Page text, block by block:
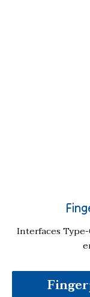
Interfaces Type-